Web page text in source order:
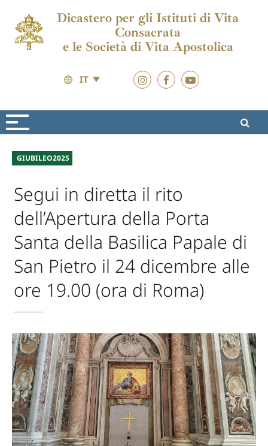
Dicastero per gli Istituti di Vita
Consacrata
e le Società di Vita Apostolica
IT
Attualità
GIUBILEO2025
Segui in diretta il rito
dell’Apertura della Porta
Santa della Basilica Papale di
San Pietro il 24 dicembre alle
ore 19.00 (ora di Roma)